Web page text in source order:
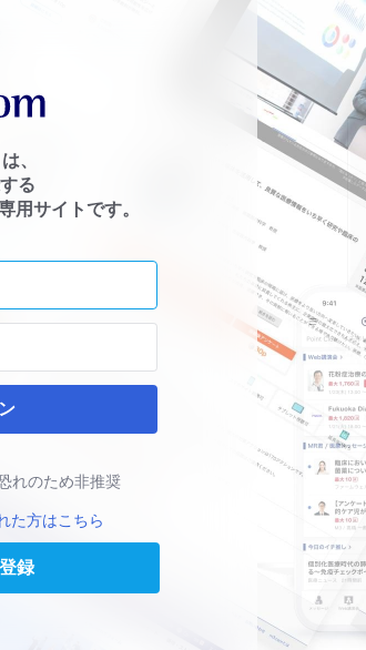
、
る
用サイトです。
れのため非推奨
た方はこちら
録